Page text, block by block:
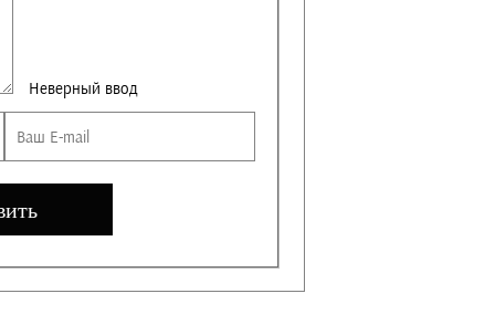
Неверный ввод